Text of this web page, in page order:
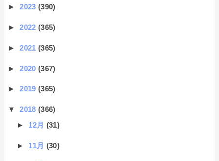
►2023(390)
►2022(365)
►2021(365)
►2020(367)
►2019(365)
▼2018(366)
► 12月 (31)
► 11月 (30)